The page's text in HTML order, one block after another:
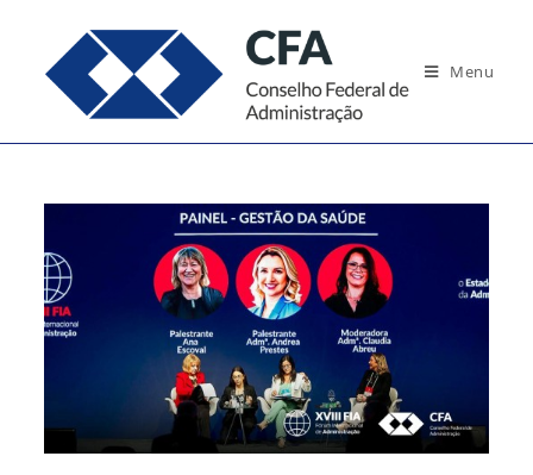
conteúdo
Menu